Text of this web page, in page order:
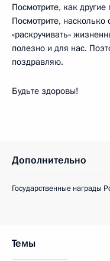
Посмотрите, как другие
Посмотрите, насколько
«раскручивать»
полезно и для нас.
поздравляю.
Будьте здоровы!
Дополнительно
Государственные награды
Темы